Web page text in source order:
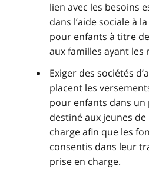
lien avec les besoins
dans l’aide sociale à
pour enfants à titre
aux familles ayant les
Exiger des sociétés
placent les
pour enfants dans un
destiné aux jeunes
charge afin que les
consentis dans leur
prise en charge.